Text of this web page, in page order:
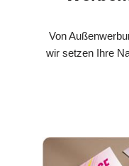
Von
wir setzen Ihre